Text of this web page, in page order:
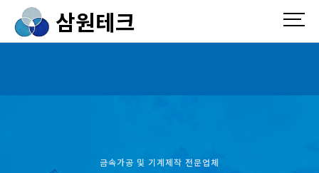
삼원테크
금속가공 및 기계제작 전문업체